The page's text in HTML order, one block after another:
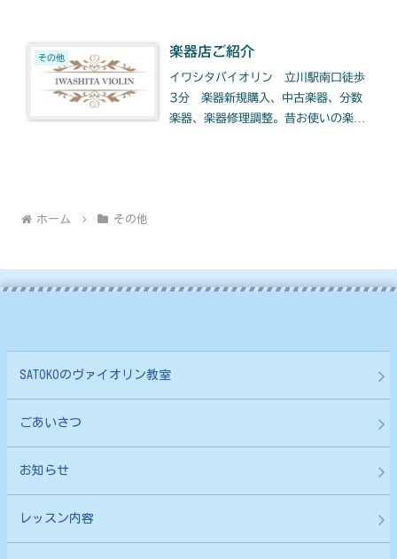
演）
その他 楽器店ご紹介
イワシタバイオリン 立川駅南口徒歩
3分 楽器新規購入、中古楽器、分数
楽器、楽器修理調整。昔お使いの楽器
ホーム その他
SATOKOのヴァイオリン教室
ごあいさつ
お知らせ
レッスン内容